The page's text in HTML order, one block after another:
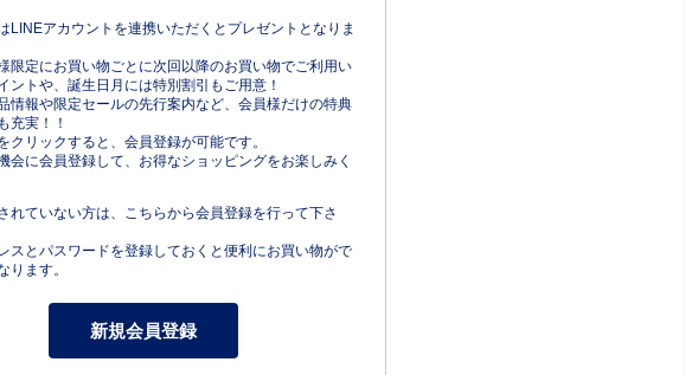
LINEアカウントを連携いただくとプレゼントとなりま
限定にお買い物ごとに次回以降のお買い物でご利用い
ントや、誕生日月には特別割引もご用意！
情報や限定セールの先行案内など、会員様だけの特典
充実！！
クリックすると、会員登録が可能です。
会に会員登録して、お得なショッピングをお楽しみく
れていない方は、こちらから会員登録を行って下さ
スとパスワードを登録しておくと便利にお買い物がで
ります。